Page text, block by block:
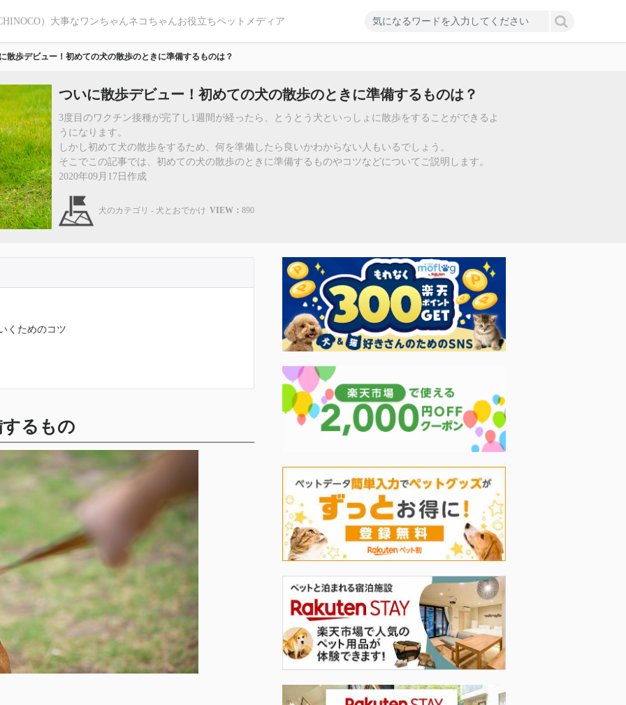
）大事なワンちゃんネコちゃんお役立ちペットメディア
散歩デビュー！初めての犬の散歩のときに準備するものは？
ついに散歩デビュー！初めての犬の散歩のときに準備するものは？
3度目のワクチン接種が完了し1週間が経ったら、とうとう犬といっしょに散歩をすることができるよ
うになります。
しかし初めて犬の散歩をするため、何を準備したら良いかわからない人もいるでしょう。
そこでこの記事では、初めての犬の散歩のときに準備するものやコツなどについてご説明します。
2020年09月17日作成
犬のカテゴリ - 犬とおでかけ VIEW： 890
くためのコツ
るもの